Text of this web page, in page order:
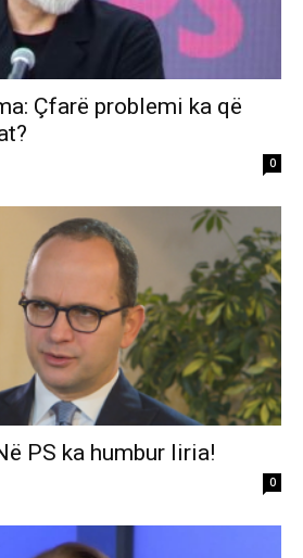
Çfarë problemi ka që
0
PS ka humbur liria!
0